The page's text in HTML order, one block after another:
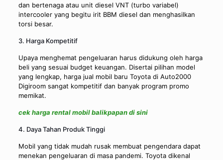
dan bertenaga atau unit diesel VNT (turbo variabel)
intercooler yang begitu irit BBM diesel dan menghasilkan
torsi besar.
3. Harga Kompetitif
Upaya menghemat pengeluaran harus didukung oleh harga
beli yang sesuai budget keuangan. Disertai pilihan model
yang lengkap, harga jual mobil baru Toyota di Auto2000
Digiroom sangat kompetitif dan banyak program promo
memikat.
cek harga rental mobil balikpapan di sini
4. Daya Tahan Produk Tinggi
Mobil yang tidak mudah rusak membuat pengendara dapat
menekan pengeluaran di masa pandemi. Toyota dikenal